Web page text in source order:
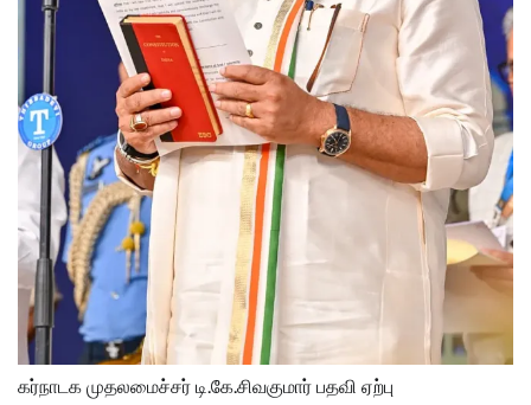
கர்நாடக முதலமைச்சர் டி.கே.சிவகுமார் பதவி ஏற்பு